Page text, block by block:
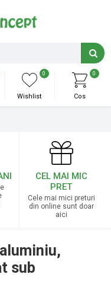
0
Cos
0
Wishlist
CEL MAI MIC
PRET
Cele mai mici preturi
din online sunt doar
aici
sub